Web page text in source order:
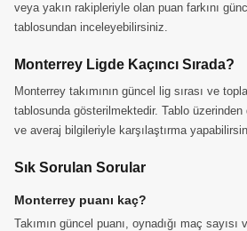
veya yakın rakipleriyle olan puan farkını
tablosundan inceleyebilirsiniz.
Monterrey Ligde Kaçıncı Sırada?
Monterrey takımının güncel lig sırası ve
tablosunda gösterilmektedir. Tablo üzerinden
ve averaj bilgileriyle karşılaştırma
Sık Sorulan Sorular
Monterrey puanı kaç?
Takımın güncel puanı, oynadığı maç sayısı